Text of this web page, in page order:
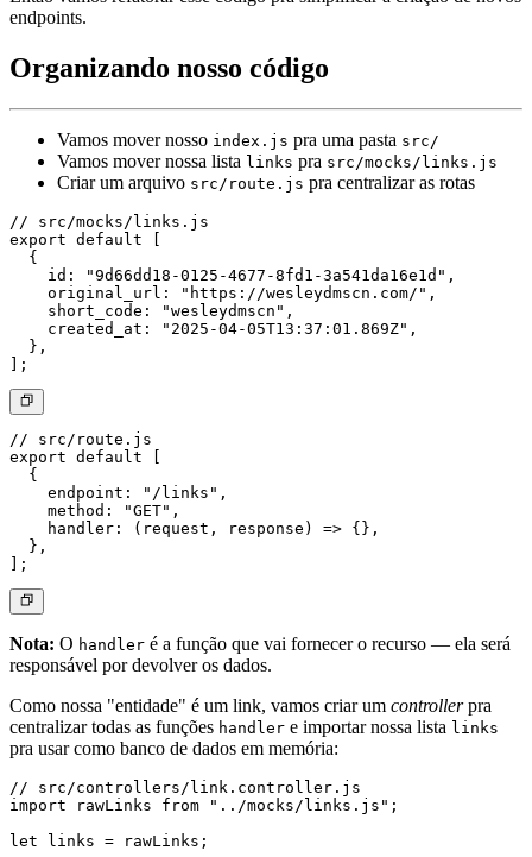
endpoints.
Organizando nosso código
Vamos mover nosso index.js pra uma pasta src/
Vamos mover nossa lista links pra src/mocks/links.js
Criar um arquivo src/route.js pra centralizar as rotas
// src/mocks/links.js
export default [
  {
    id: "9d66dd18-0125-4677-8fd1-3a541da16e1d",
    original_url: "https://wesleydmscn.com/",
    short_code: "wesleydmscn",
    created_at: "2025-04-05T13:37:01.869Z",
  },
// src/route.js
export default [
  {
    endpoint: "/links",
    method: "GET",
    handler: (request, response) => {},
  },
Nota: O handler é a função que vai fornecer o recurso — ela será
responsável por devolver os dados.
Como nossa "entidade" é um link, vamos criar um controllerpra
centralizar todas as funções handler e importar nossa lista links
pra usar como banco de dados em memória:
// src/controllers/link.controller.js
import rawLinks from "../mocks/links.js";
let links = rawLinks;